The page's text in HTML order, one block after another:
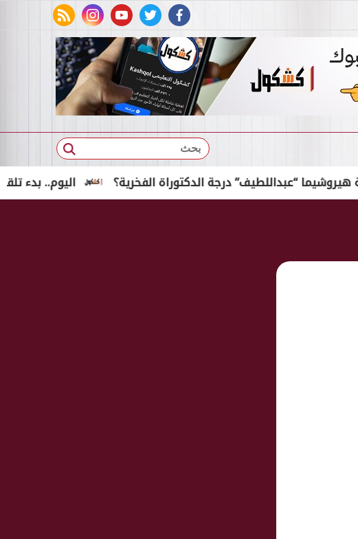
facebook
twitter
youtube
instagram
rss feed
بحث
اليوم.. بدء تلقي تظلمات درجة الدكتوراة الفخرية؟